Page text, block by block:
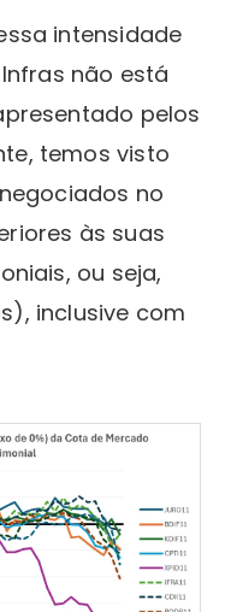
intensidade
não está
pelos
temos visto
no
às suas
ou seja,
inclusive com